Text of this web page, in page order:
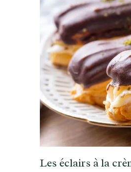
Les éclairs à la